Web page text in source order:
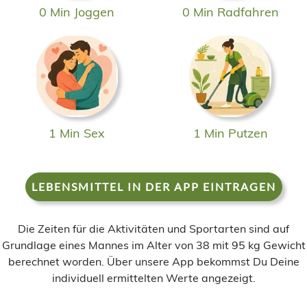
0 Min Joggen 0 Min Radfahren
1 Min Sex 1 Min Putzen
LEBENSMITTEL IN DER APP EINTRAGEN
Die Zeiten für die Aktivitäten und Sportarten sind auf
Grundlage eines Mannes im Alter von 38 mit 95 kg Gewicht
berechnet worden. Über unsere App bekommst Du Deine
individuell ermittelten Werte angezeigt.